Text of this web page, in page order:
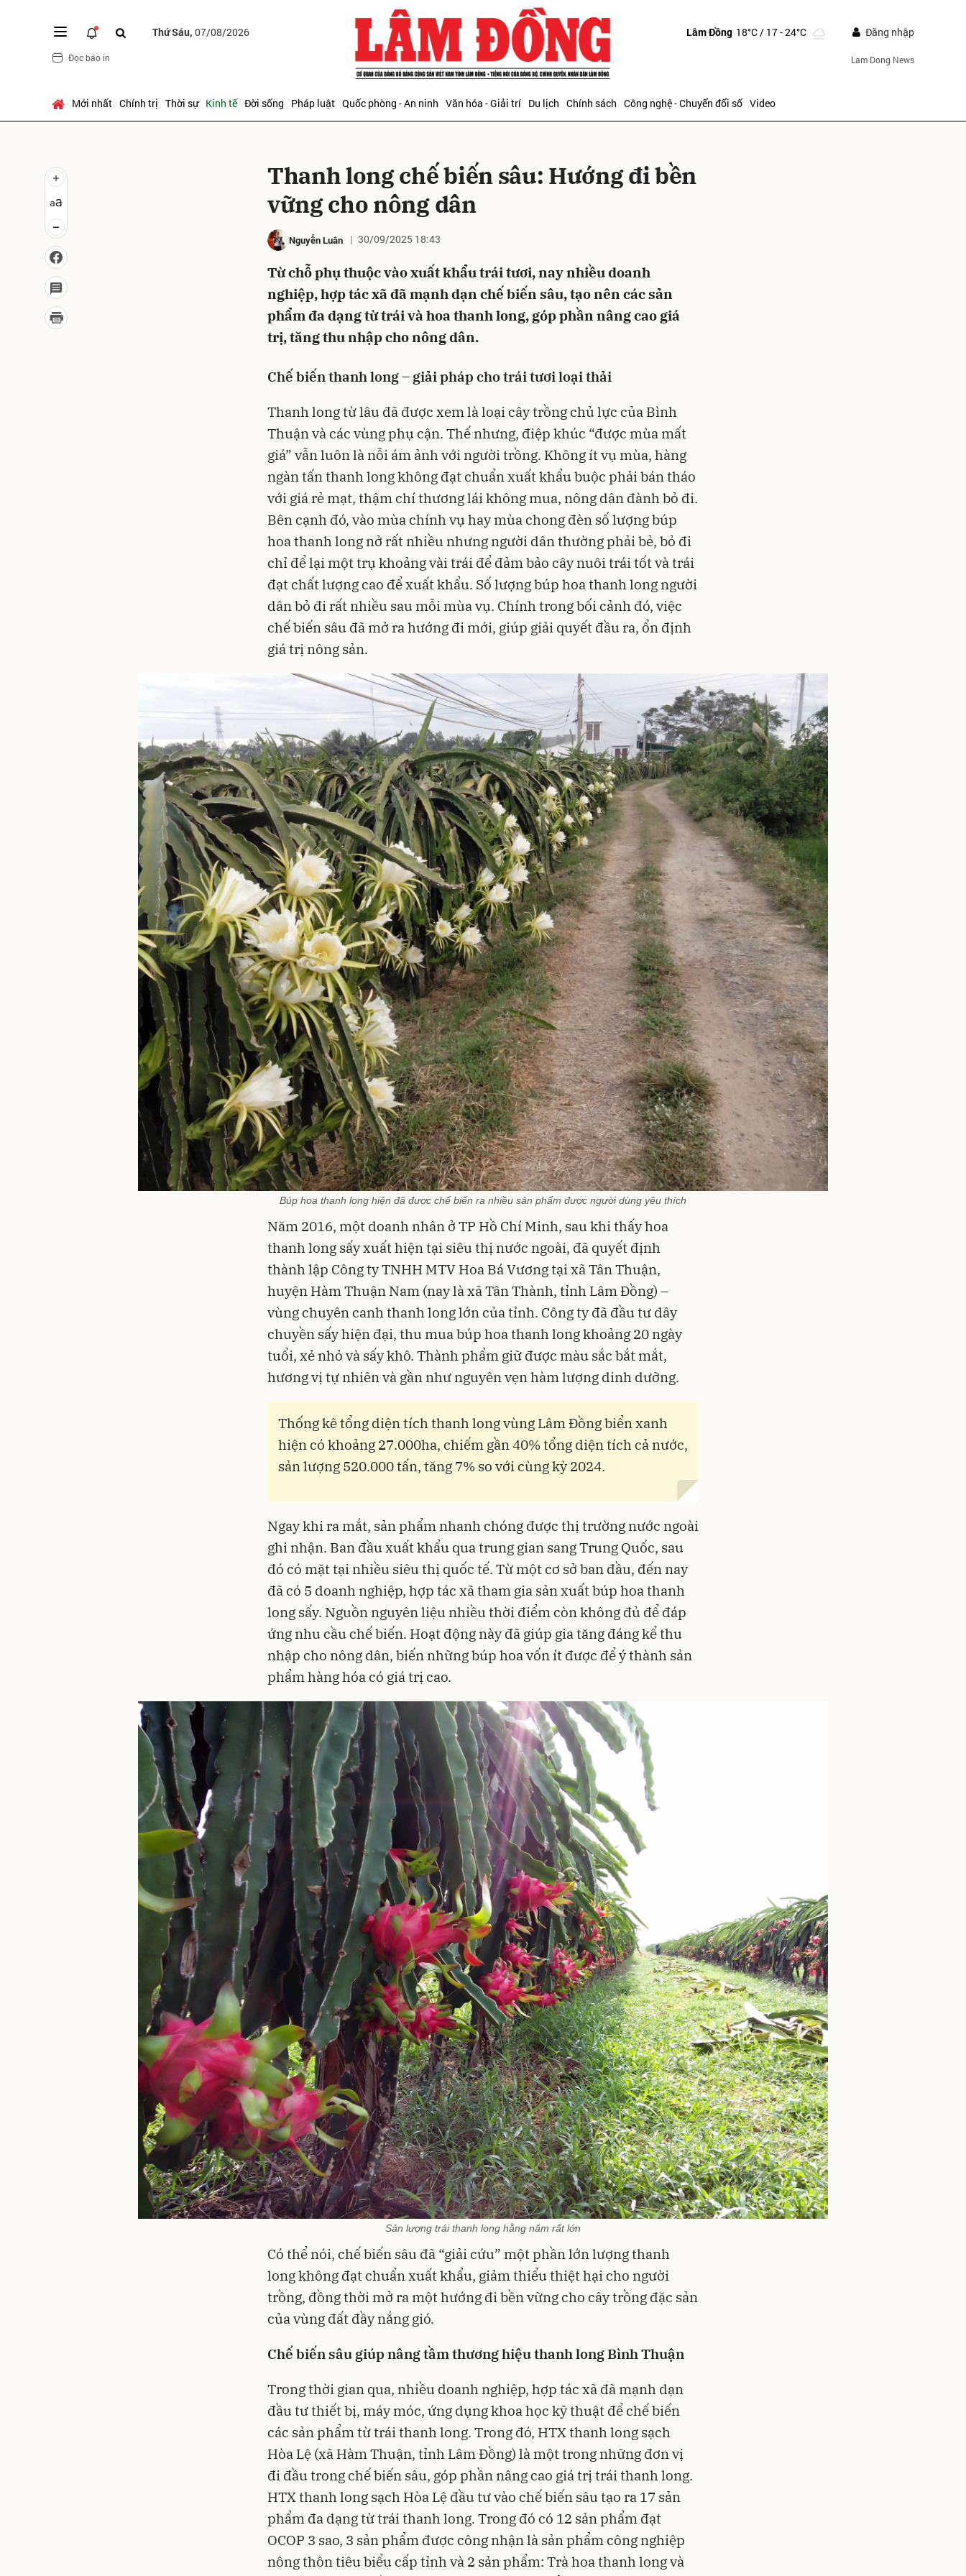
Thứ Sáu, 07/08/2026
Đọc báo in
Lâm Đồng 18°C/ 17 - 24°C Đăng nhập
Lam Dong News
Mới nhất Chính trị Thời sự Kinh tế Đời sống Pháp luật Quốc phòng - An ninh Văn hóa - Giải trí Du lịch Chính sách Công nghệ - Chuyển đổi số Video
Thanh long chế biến sâu: Hướng đi bền
vững cho nông dân
Nguyễn Luân 30/09/2025 18:43
Từ chỗ phụ thuộc vào xuất khẩu trái tươi, nay nhiều doanh
nghiệp, hợp tác xã đã mạnh dạn chế biến sâu, tạo nên các sản
phẩm đa dạng từ trái và hoa thanh long, góp phần nâng cao giá
trị, tăng thu nhập cho nông dân.
Chế biến thanh long – giải pháp cho trái tươi loại thải
Thanh long từ lâu đã được xem là loại cây trồng chủ lực của Bình
Thuận và các vùng phụ cận. Thế nhưng, điệp khúc “được mùa mất
giá” vẫn luôn là nỗi ám ảnh với người trồng. Không ít vụ mùa, hàng
ngàn tấn thanh long không đạt chuẩn xuất khẩu buộc phải bán tháo
với giá rẻ mạt, thậm chí thương lái không mua, nông dân đành bỏ đi.
Bên cạnh đó, vào mùa chính vụ hay mùa chong đèn số lượng búp
hoa thanh long nở rất nhiều nhưng người dân thường phải bẻ, bỏ đi
chỉ để lại một trụ khoảng vài trái để đảm bảo cây nuôi trái tốt và trái
đạt chất lượng cao để xuất khẩu. Số lượng búp hoa thanh long người
dân bỏ đi rất nhiều sau mỗi mùa vụ. Chính trong bối cảnh đó, việc
chế biến sâu đã mở ra hướng đi mới, giúp giải quyết đầu ra, ổn định
giá trị nông sản.
Búp hoa thanh long hiện đã được chế biến ra nhiều sản phẩm được người dùng yêu thích
Năm 2016, một doanh nhân ở TP Hồ Chí Minh, sau khi thấy hoa
thanh long sấy xuất hiện tại siêu thị nước ngoài, đã quyết định
thành lập Công ty TNHH MTV Hoa Bá Vương tại xã Tân Thuận,
huyện Hàm Thuận Nam (nay là xã Tân Thành, tỉnh Lâm Đồng) –
vùng chuyên canh thanh long lớn của tỉnh. Công ty đã đầu tư dây
chuyền sấy hiện đại, thu mua búp hoa thanh long khoảng 20 ngày
tuổi, xẻ nhỏ và sấy khô. Thành phẩm giữ được màu sắc bắt mắt,
hương vị tự nhiên và gần như nguyên vẹn hàm lượng dinh dưỡng.
Thống kê tổng diện tích thanh long vùng Lâm Đồng biển xanh
hiện có khoảng 27.000ha, chiếm gần 40% tổng diện tích cả nước,
sản lượng 520.000 tấn, tăng 7% so với cùng kỳ 2024.
Ngay khi ra mắt, sản phẩm nhanh chóng được thị trường nước ngoài
ghi nhận. Ban đầu xuất khẩu qua trung gian sang Trung Quốc, sau
đó có mặt tại nhiều siêu thị quốc tế. Từ một cơ sở ban đầu, đến nay
đã có 5 doanh nghiệp, hợp tác xã tham gia sản xuất búp hoa thanh
long sấy. Nguồn nguyên liệu nhiều thời điểm còn không đủ để đáp
ứng nhu cầu chế biến. Hoạt động này đã giúp gia tăng đáng kể thu
nhập cho nông dân, biến những búp hoa vốn ít được để ý thành sản
phẩm hàng hóa có giá trị cao.
Sản lượng trái thanh long hằng năm rất lớn
Có thể nói, chế biến sâu đã “giải cứu” một phần lớn lượng thanh
long không đạt chuẩn xuất khẩu, giảm thiểu thiệt hại cho người
trồng, đồng thời mở ra một hướng đi bền vững cho cây trồng đặc sản
của vùng đất đầy nắng gió.
Chế biến sâu giúp nâng tầm thương hiệu thanh long Bình Thuận
Trong thời gian qua, nhiều doanh nghiệp, hợp tác xã đã mạnh dạn
đầu tư thiết bị, máy móc, ứng dụng khoa học kỹ thuật để chế biến
các sản phẩm từ trái thanh long. Trong đó, HTX thanh long sạch
Hòa Lệ (xã Hàm Thuận, tỉnh Lâm Đồng) là một trong những đơn vị
đi đầu trong chế biến sâu, góp phần nâng cao giá trị trái thanh long.
HTX thanh long sạch Hòa Lệ đầu tư vào chế biến sâu tạo ra 17 sản
phẩm đa dạng từ trái thanh long. Trong đó có 12 sản phẩm đạt
OCOP 3 sao, 3 sản phẩm được công nhận là sản phẩm công nghiệp
nông thôn tiêu biểu cấp tỉnh và 2 sản phẩm: Trà hoa thanh long và
Gửi bình luận